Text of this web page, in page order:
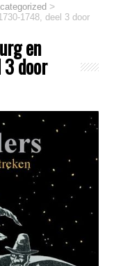
>
1748, deel 3 door
en
door